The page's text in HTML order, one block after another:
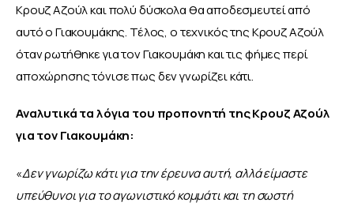
Κρουζ Αζούλ και πολύ δύσκολα θα αποδεσμευτεί από
αυτό ο Γιακουμάκης. Τέλος, ο τεχνικός της Κρουζ Αζούλ
όταν ρωτήθηκε για τον Γιακουμάκη και τις φήμες περί
αποχώρησης τόνισε πως δεν γνωρίζει κάτι.
Αναλυτικά τα λόγια του προπονητή της Κρουζ Αζούλ
για τον Γιακουμάκη:
«Δεν γνωρίζω κάτι για την έρευνα αυτή, αλλά είμαστε
υπεύθυνοι για το αγωνιστικό κομμάτι και τη σωστή